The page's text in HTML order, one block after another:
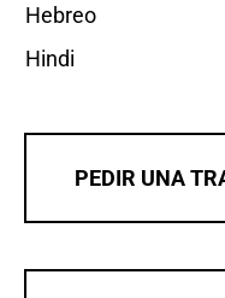
Hebreo
Hindi
PEDIR UNA